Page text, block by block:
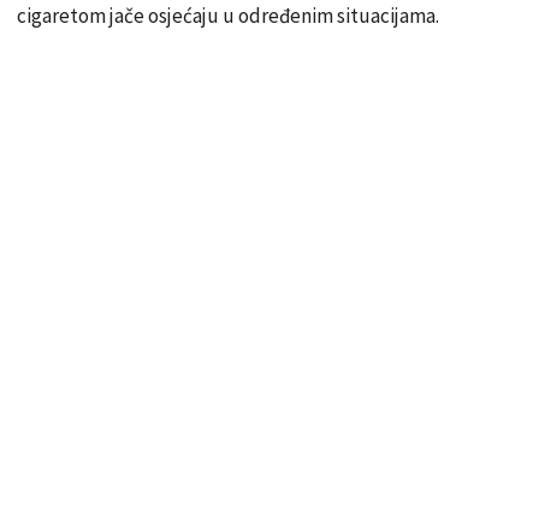
cigaretom jače osjećaju u određenim situacijama.